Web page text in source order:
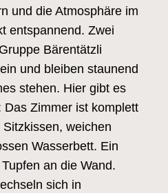
und die Atmosphäre im
entspannend. Zwei
Bärentätzli
und bleiben staunend
stehen. Hier gibt es
Zimmer ist komplett
weichen
Wasserbett. Ein
an die Wand.
sich in